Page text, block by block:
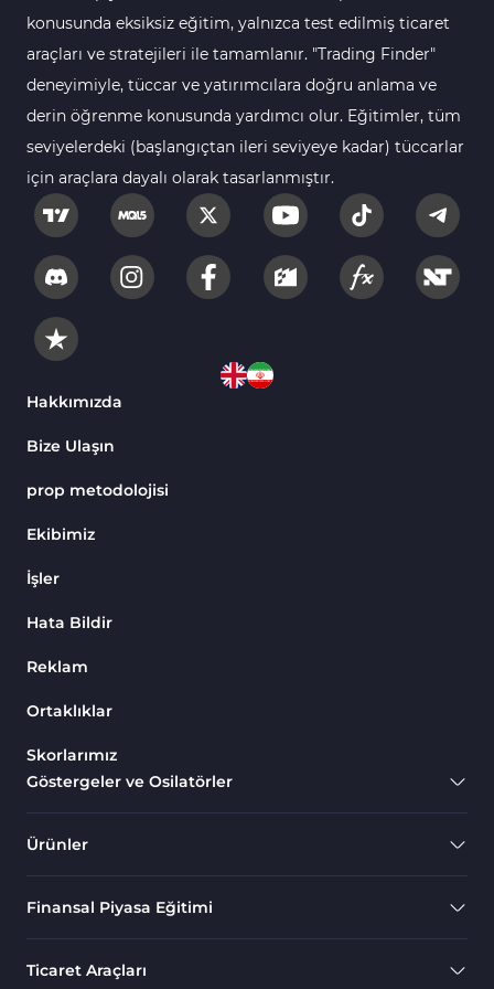
Göstergeleri
Intraday MT4 Göstergeleri 344
MetaTrader 4’te
DrawdownGöstergeleri
Binary Options MT4
Göstergeleri
Öncü MT4 Göstergeleri 75
Akıllı Para MT4 Göstergeleri 74
Destek ve Direnç MT4
Harmonik MT4 Göstergeleri
Aşırı Alım ve Aşırı Satım MT4
Göstergeleri
MetaTrader 4 için Fibonacci
Göstergeleri
Bantlar ve Kanallar MT4
Göstergeleri
Kurumsal Hisse Piyasası MT4
MT4 için Hareketli Göstergeleri
Scalping MT4 Göstergeleri
Göstergeleri
konusunda eksiksiz eğitim, yalnızca test edilmiş ticaret
araçları ve stratejileri ile tamamlanır. "Trading Finder"
deneyimiyle, tüccar ve yatırımcılara doğru anlama ve
derin öğrenme konusunda yardımcı olur. Eğitimler, tüm
seviyelerdeki (başlangıçtan ileri seviyeye kadar) tüccarlar
için araçlara dayalı olarak tasarlanmıştır.
Hakkımızda
Bize Ulaşın
prop metodolojisi
Ekibimiz
İşler
Hata Bildir
Reklam
Ortaklıklar
Skorlarımız
Göstergeler ve Osilatörler
Ürünler
Finansal Piyasa Eğitimi
Ticaret Araçları